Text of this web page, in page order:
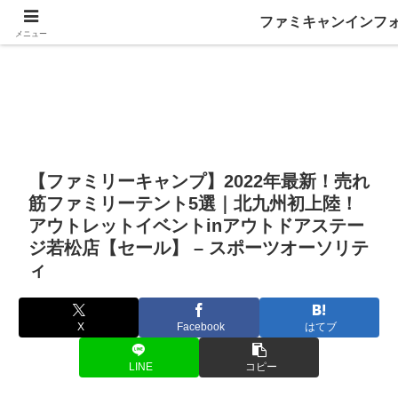
【ファミリーキャンプ】2022年最新！売れ
筋ファミリーテント5選｜北九州初上陸！
アウトレットイベントinアウトドアステー
ジ若松店【セール】 – スポーツオーソリテ
ィ
X Facebook はてブ
LINE コピー
メニュー
ファミキャンインフ